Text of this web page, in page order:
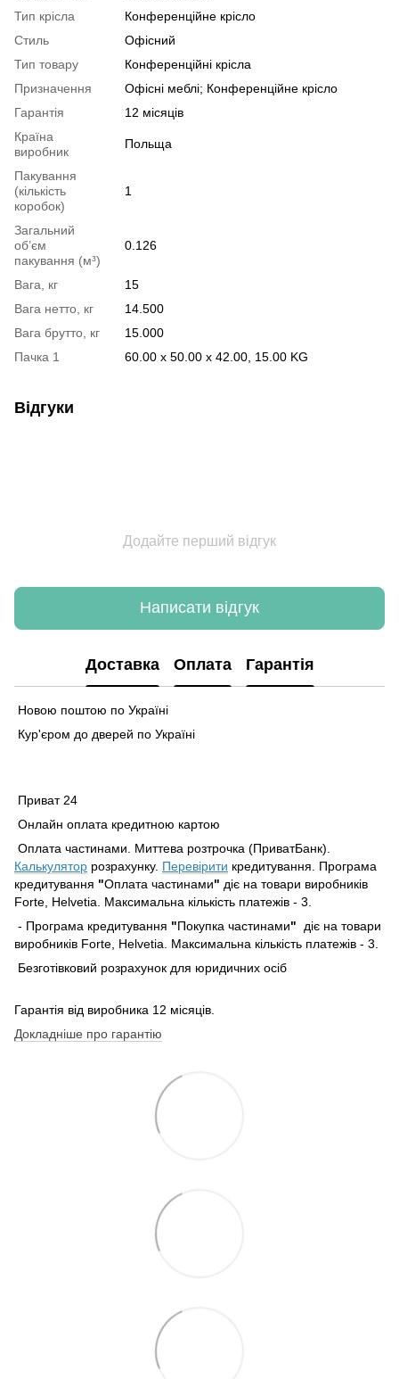
Тип крісла
Конференційне крісло
Стиль
Офісний
Тип товару
Конференційні крісла
Призначення
Офісні меблі; Конференційне крісло
Гарантія
12 місяців
Країна
виробник
Польща
Пакування
(кількість
коробок)
1
Загальний
об’єм
пакування (м³)
0.126
Вага, кг
15
Вага нетто, кг
14.500
Вага брутто, кг
15.000
Пачка 1
60.00 x 50.00 x 42.00, 15.00 KG
Відгуки
Додайте перший відгук
Написати відгук
Доставка Оплата Гарантія
Новою поштою по Україні
Кур'єром до дверей по Україні
Приват 24
Онлайн оплата кредитною картою
Оплата частинами. Миттева розтрочка (ПриватБанк).
Калькулятор розрахунку. Перевірити кредитування. Програма
кредитування "Оплата частинами" діє на товари виробників
Forte, Helvetia. Максимальна кількість платежів - 3.
- Програма кредитування "Покупка частинами" діє на товари
виробників Forte, Helvetia. Максимальна кількість платежів - 3.
Безготівковий розрахунок для юридичних осіб
Гарантія від виробника 12 місяців.
Докладніше про гарантію